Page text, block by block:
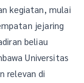
kegiatan, mulai
jejaring
beliau
Universitas
relevan di